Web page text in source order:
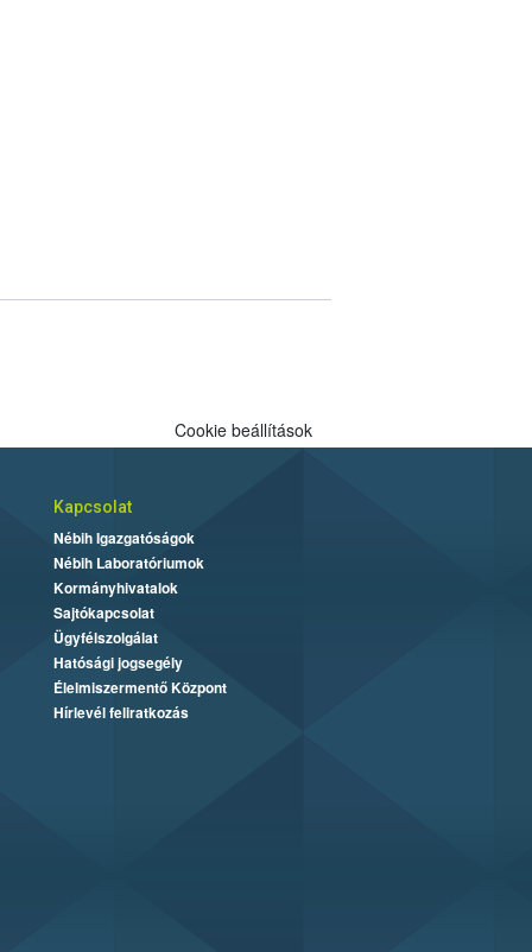
Cookie beállítások
Kapcsolat
Nébih Igazgatóságok
Nébih Laboratóriumok
Kormányhivatalok
Sajtókapcsolat
Ügyfélszolgálat
Hatósági jogsegély
Élelmiszermentő Központ
Hírlevél feliratkozás